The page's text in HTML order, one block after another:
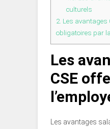
culturels
2. Les avantages
obligatoires par
Les
CSE
Les avantages